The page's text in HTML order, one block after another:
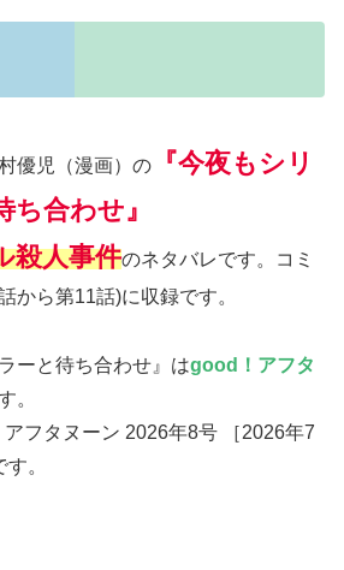
優児（漫画）の
『今夜もシリ
合わせ』
殺人事件のネタバレです。コミ
から第11話)に収録です。
ーと待ち合わせ』はgood！アフタ
。
フタヌーン 2026年8号 ［2026年7
。